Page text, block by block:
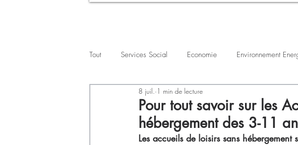
Tout Services Social Economie Environnement
Santé - Covid-19 Culture Manifestations
Pour tout savoir sur les
hébergement des 3-11
8 juil. 1 min de lecture
Les accueils de loisirs sans